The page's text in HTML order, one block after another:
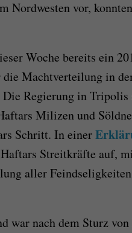
Nordwesten vor,
Woche bereits ein
die Machtverteilung in
Regierung in Tripolis
Milizen und
Schritt. In einer
Streitkräfte auf,
aller
war nach dem Sturz